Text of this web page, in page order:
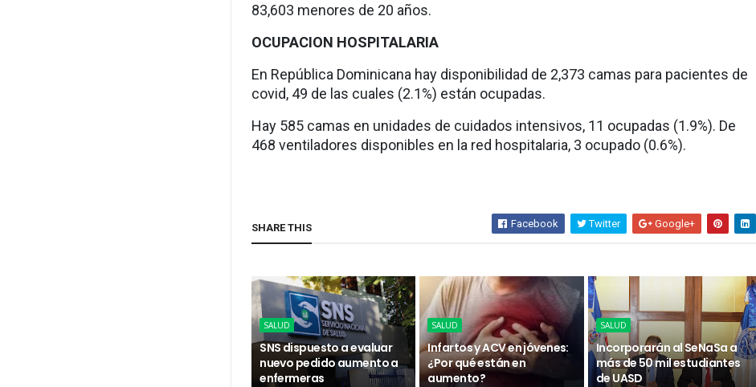
83,603 menores de 20 años.
OCUPACION HOSPITALARIA
En República Dominicana hay disponibilidad de 2,373 camas para pacientes de
covid, 49 de las cuales (2.1%) están ocupadas.
Hay 585 camas en unidades de cuidados intensivos, 11 ocupadas (1.9%). De
468 ventiladores disponibles en la red hospitalaria, 3 ocupado (0.6%).
SHARE THIS Facebook Twitter Google+
SALUD
SNS dispuesto a evaluar
nuevo pedido aumento a
enfermeras
SALUD
Infartos y ACV en jóvenes:
¿Por qué están en
aumento?
SALUD
Incorporarán al SeNaSa a
más de 50 mil estudiantes
de UASD